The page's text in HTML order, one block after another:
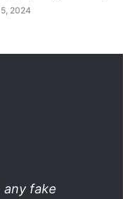
2024
any fake